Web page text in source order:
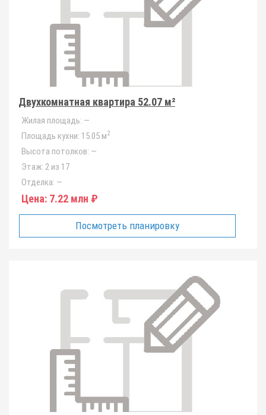
Двухкомнатная квартира 52.07 м²
Жилая площадь: —
Площадь кухни: 15.05 м2
Высота потолков: —
Этаж: 2 из 17
Отделка: —
Цена: 7.22 млн ₽
Посмотреть планировку